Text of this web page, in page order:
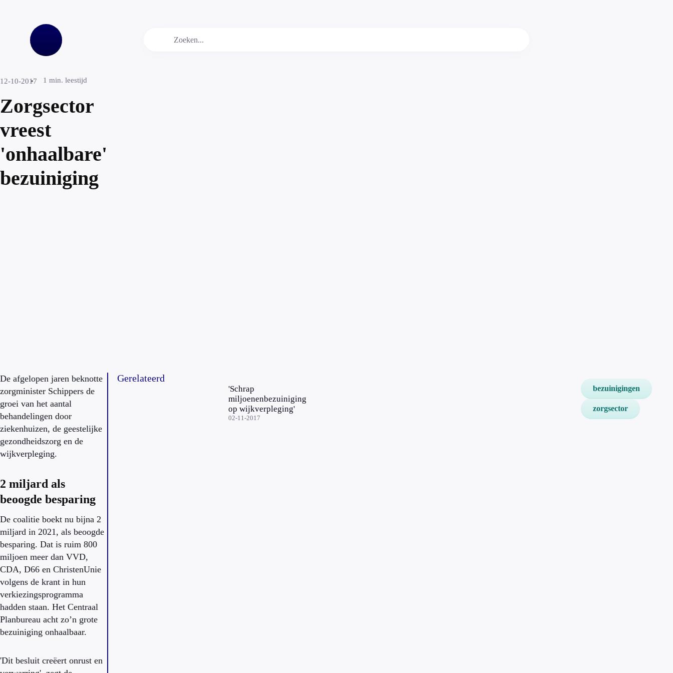
12-10-2017 1 min. leestijd
Zorgsector
vreest
'onhaalbare'
bezuiniging
De afgelopen jaren beknotte
zorgminister Schippers de
groei van het aantal
behandelingen door
ziekenhuizen, de geestelijke
gezondheidszorg en de
wijkverpleging.
2 miljard als
beoogde besparing
De coalitie boekt nu bijna 2
miljard in 2021, als beoogde
besparing. Dat is ruim 800
miljoen meer dan VVD,
CDA, D66 en ChristenUnie
volgens de krant in hun
verkiezingsprogramma
hadden staan. Het Centraal
Planbureau acht zo’n grote
bezuiniging onhaalbaar.
'Dit besluit creëert onrust en
Gerelateerd
'Schrap
miljoenenbezuiniging
op wijkverpleging'
02-11-2017
bezuinigingen
zorgsector